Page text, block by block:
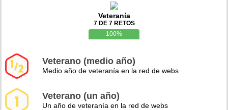
Veteranía
7 DE 7 RETOS
100%
Veterano (medio año)
Medio año de veteranía en la red de webs
Veterano (un año)
Un año de veteranía en la red de webs